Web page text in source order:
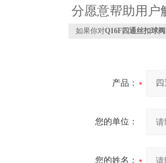
分愿意帮助用户
如果你对Q16F四通丝扣球阀
产品：
您的单位：
您的姓名：